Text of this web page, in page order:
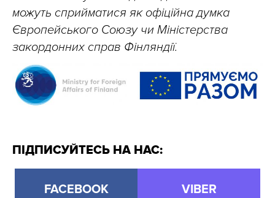
можуть сприйматися як офіційна думка
Європейського Союзу чи Міністерства
закордонних справ Фінляндії.
ПІДПИСУЙТЕСЬ НА НАС:
FACEBOOK VIBER